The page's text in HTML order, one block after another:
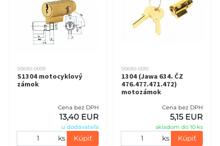
00690-0009
S1304 motocyklový
zámok
Cena bez DPH
13,40 EUR
u dodávateľa
ks Kúpiť
00690-0010
1304 (Jawa 634. ČZ
476.477.471.472)
motozámok
Cena bez DPH
5,15 EUR
skladom do 10 ks
ks Kúpiť